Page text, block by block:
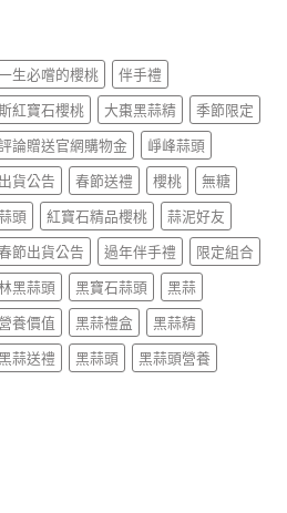
生必嚐的櫻桃
伴手禮
紅寶石櫻桃 大棗黑蒜精
季節限定
論贈送官網購物金
崢峰蒜頭
貨公告 春節送禮 櫻桃
無糖
頭 紅寶石精品櫻桃
蒜泥好友
節出貨公告 過年伴手禮
限定組合
黑蒜頭 黑寶石蒜頭
黑蒜
養價值 黑蒜禮盒
黑蒜精
蒜送禮 黑蒜頭
黑蒜頭營養